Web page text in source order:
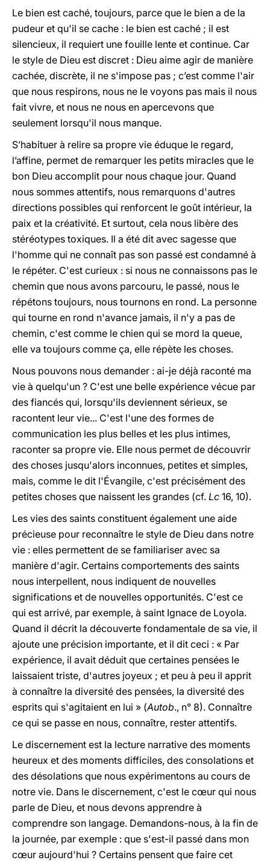
Le bien est caché, toujours, parce que le bien a de la
pudeur et qu'il se cache : le bien est caché ; il est
silencieux, il requiert une fouille lente et continue. Car
le style de Dieu est discret : Dieu aime agir de manière
cachée, discrète, il ne s'impose pas ; c’est comme l'air
que nous respirons, nous ne le voyons pas mais il nous
fait vivre, et nous ne nous en apercevons que
seulement lorsqu'il nous manque.
S’habituer à relire sa propre vie éduque le regard,
l’affine, permet de remarquer les petits miracles que le
bon Dieu accomplit pour nous chaque jour. Quand
nous sommes attentifs, nous remarquons d'autres
directions possibles qui renforcent le goût intérieur, la
paix et la créativité. Et surtout, cela nous libère des
stéréotypes toxiques. Il a été dit avec sagesse que
l'homme qui ne connaît pas son passé est condamné à
le répéter. C'est curieux : si nous ne connaissons pas le
chemin que nous avons parcouru, le passé, nous le
répétons toujours, nous tournons en rond. La personne
qui tourne en rond n'avance jamais, il n'y a pas de
chemin, c'est comme le chien qui se mord la queue,
elle va toujours comme ça, elle répète les choses.
Nous pouvons nous demander : ai-je déjà raconté ma
vie à quelqu'un ? C'est une belle expérience vécue par
des fiancés qui, lorsqu'ils deviennent sérieux, se
racontent leur vie... C'est l'une des formes de
communication les plus belles et les plus intimes,
raconter sa propre vie. Elle nous permet de découvrir
des choses jusqu'alors inconnues, petites et simples,
mais, comme le dit l'Évangile, c'est précisément des
petites choses que naissent les grandes (cf. Lc 16, 10).
Les vies des saints constituent également une aide
précieuse pour reconnaître le style de Dieu dans notre
vie : elles permettent de se familiariser avec sa
manière d'agir. Certains comportements des saints
nous interpellent, nous indiquent de nouvelles
significations et de nouvelles opportunités. C'est ce
qui est arrivé, par exemple, à saint Ignace de Loyola.
Quand il décrit la découverte fondamentale de sa vie, il
ajoute une précision importante, et il dit ceci : « Par
expérience, il avait déduit que certaines pensées le
laissaient triste, d'autres joyeux ; et peu à peu il apprit
à connaître la diversité des pensées, la diversité des
esprits qui s'agitaient en lui » (Autob., n° 8). Connaître
ce qui se passe en nous, connaître, rester attentifs.
Le discernement est la lecture narrative des moments
heureux et des moments difficiles, des consolations et
des désolations que nous expérimentons au cours de
notre vie. Dans le discernement, c'est le cœur qui nous
parle de Dieu, et nous devons apprendre à
comprendre son langage. Demandons-nous, à la fin de
la journée, par exemple : que s'est-il passé dans mon
cœur aujourd'hui ? Certains pensent que faire cet